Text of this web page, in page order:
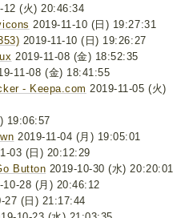
12 (火) 20:46:34
2019-11-10 (日) 19:27:31
2019-11-10 (日) 19:26:27
2019-11-08 (金) 18:52:35
11-08 (金) 18:41:55
- Keepa.com 2019-11-05 (火)
19:06:57
2019-11-04 (月) 19:05:01
03 (日) 20:12:29
Button 2019-10-30 (水) 20:20:01
10-28 (月) 20:46:12
27 (日) 21:17:44